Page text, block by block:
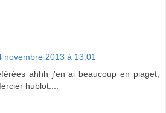
novembre 2013 à 13:01
ahhh j'en ai beaucoup en piaget,
hublot....